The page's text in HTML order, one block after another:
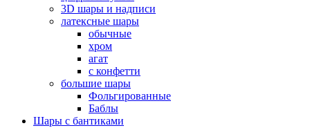
3D шары и надписи
латексные шары
обычные
хром
агат
с конфетти
большие шары
Фольгированные
Баблы
Шары с бантиками